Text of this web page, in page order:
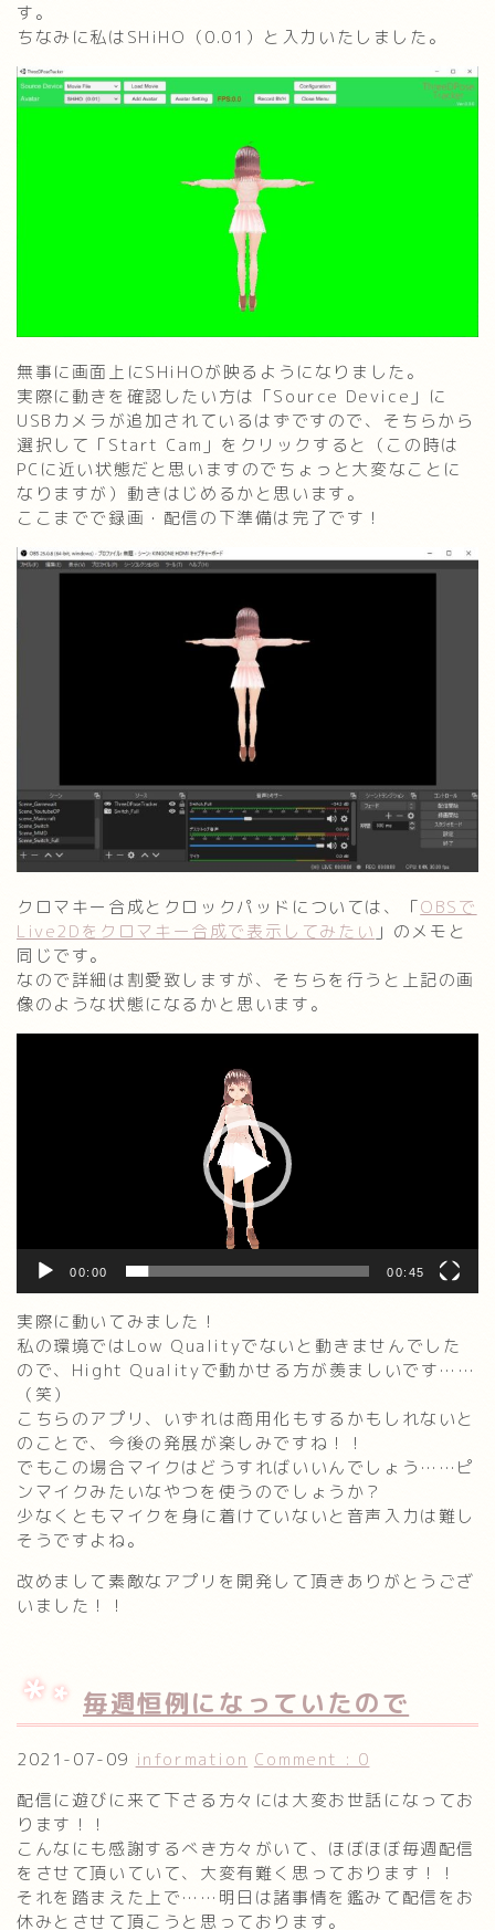
す。
ちなみに私はSHiHO（0.01）と入力いたしました。
無事に画面上にSHiHOが映るようになりました。
実際に動きを確認したい方は「Source Device」に
USBカメラが追加されているはずですので、そちらから
選択して「Start Cam」をクリックすると（この時は
PCに近い状態だと思いますのでちょっと大変なことに
なりますが）動きはじめるかと思います。
ここまでで録画・配信の下準備は完了です！
クロマキー合成とクロックパッドについては、「OBSで
Live2Dをクロマキー合成で表示してみたい 」のメモと
同じです。
なので詳細は割愛致しますが、そちらを行うと上記の画
像のような状態になるかと思います。
00:00 00:45
実際に動いてみました！
私の環境ではLow Qualityでないと動きませんでした
ので、Hight Qualityで動かせる方が羨ましいです……
（笑）
こちらのアプリ、いずれは商用化もするかもしれないと
のことで、今後の発展が楽しみですね！！
でもこの場合マイクはどうすればいいんでしょう……ピ
ンマイクみたいなやつを使うのでしょうか？
少なくともマイクを身に着けていないと音声入力は難し
そうですよね。
改めまして素敵なアプリを開発して頂きありがとうござ
いました！！
毎週恒例になっていたので
2021-07-09 information Comment : 0
配信に遊びに来て下さる方々には大変お世話になってお
ります！！
こんなにも感謝するべき方々がいて、ほぼほぼ毎週配信
をさせて頂いていて、大変有難く思っております！！
それを踏まえた上で……明日は諸事情を鑑みて配信をお
休みとさせて頂こうと思っております。